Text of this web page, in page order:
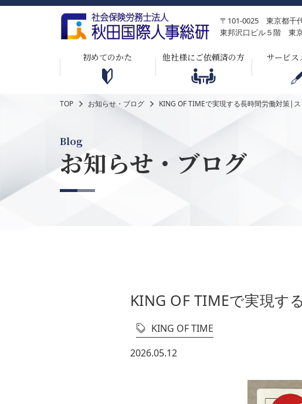
〒101-0025 東京都千
東邦沢口ビル５階 東
初めてのかた 他社様にご依頼済の方 サービス
TOP お知らせ・ブログ KING OF TIMEで実現する長時間労働対策|
Blog
お知らせ・ブログ
KING OF TIMEで実現す
KING OF TIME
2026.05.12